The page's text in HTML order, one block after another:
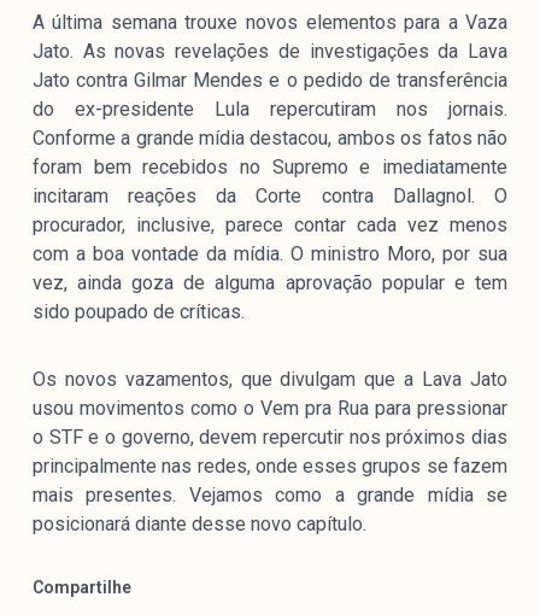
A última semana trouxe novos elementos para a Vaza
Jato. As novas revelações de investigações da Lava
Jato contra Gilmar Mendes e o pedido de transferência
do ex-presidente Lula repercutiram nos jornais.
Conforme a grande mídia destacou, ambos os fatos não
foram bem recebidos no Supremo e imediatamente
incitaram reações da Corte contra Dallagnol. O
procurador, inclusive, parece contar cada vez menos
com a boa vontade da mídia. O ministro Moro, por sua
vez, ainda goza de alguma aprovação popular e tem
sido poupado de críticas.
Os novos vazamentos, que divulgam que a Lava Jato
usou movimentos como o Vem pra Rua para pressionar
o STF e o governo, devem repercutir nos próximos dias
principalmente nas redes, onde esses grupos se fazem
mais presentes. Vejamos como a grande mídia se
posicionará diante desse novo capítulo.
Compartilhe